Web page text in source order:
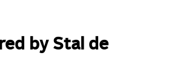
by Stal de